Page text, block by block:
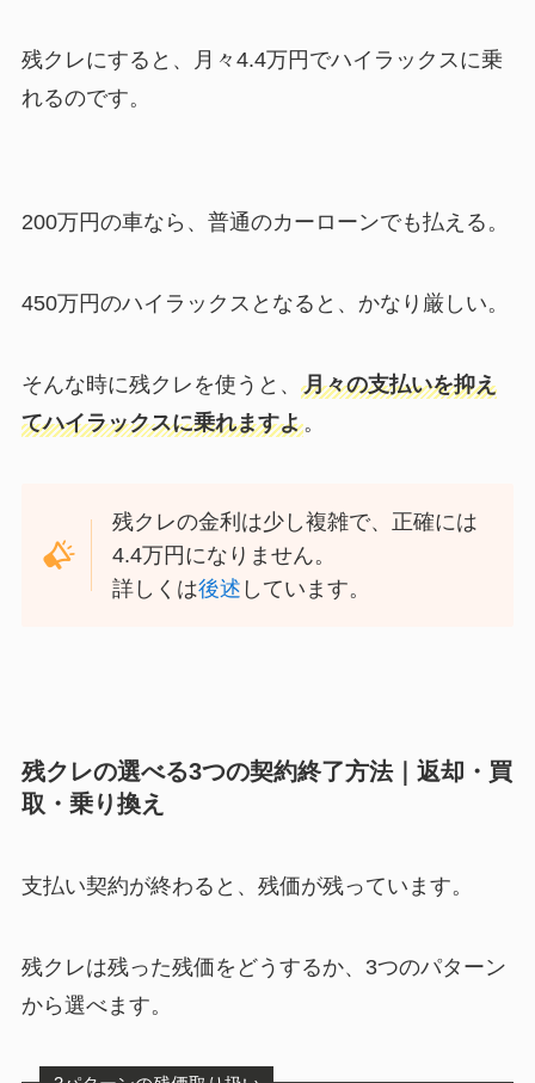
残クレにすると、月々4.4万円でハイラックスに乗
れるのです。
200万円の車なら、普通のカーローンでも払える。
450万円のハイラックスとなると、かなり厳しい。
そんな時に残クレを使うと、 月々の支払いを抑え
てハイラックスに乗れますよ。
残クレの金利は少し複雑で、正確には
4.4万円になりません。
詳しくは後述 しています。
残クレの選べる3つの契約終了方法｜返却・買
取・乗り換え
支払い契約が終わると、残価が残っています。
残クレは残った残価をどうするか、3つのパターン
から選べます。